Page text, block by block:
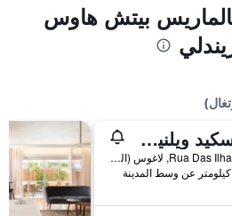
بيتش هاوس
كاسكيد ويلنيس ريزورت لاجوس ألغارف باي دوميس
1, Rua Das Ilhas, لاغوس (البرتغال), منطقة فارو, البرتغال